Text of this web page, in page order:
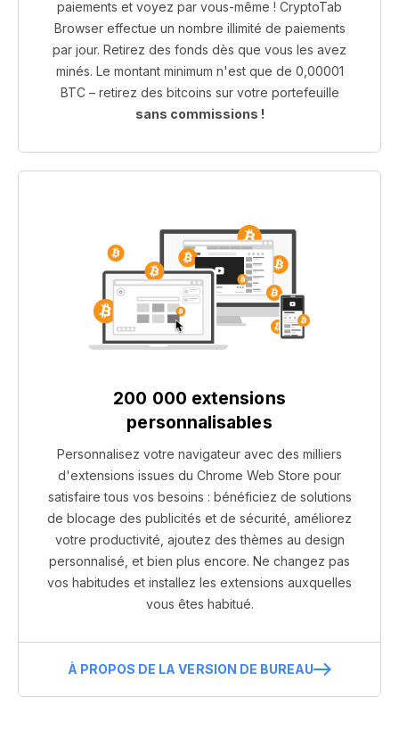
paiements et voyez par vous-même ! CryptoTab
Browser effectue un nombre illimité de paiements
par jour. Retirez des fonds dès que vous les avez
minés. Le montant minimum n'est que de 0,00001
BTC – retirez des bitcoins sur votre portefeuille
sans commissions !
200 000 extensions
personnalisables
Personnalisez votre navigateur avec des milliers
d'extensions issues du Chrome Web Store pour
satisfaire tous vos besoins : bénéficiez de solutions
de blocage des publicités et de sécurité, améliorez
votre productivité, ajoutez des thèmes au design
personnalisé, et bien plus encore. Ne changez pas
vos habitudes et installez les extensions auxquelles
vous êtes habitué.
À PROPOS DE LA VERSION DE BUREAU